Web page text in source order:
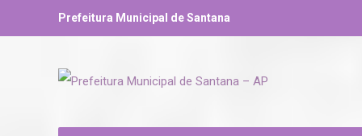
Prefeitura Municipal de Santana